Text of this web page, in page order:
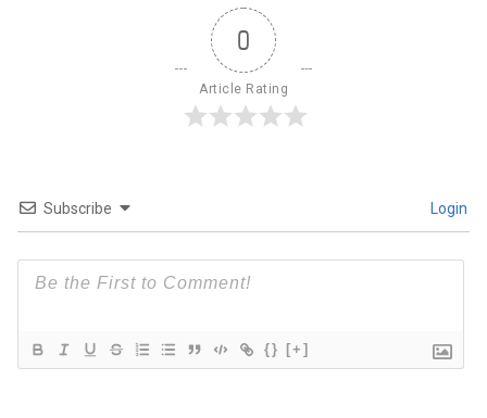
0
Article Rating
Subscribe Login
{} [+]